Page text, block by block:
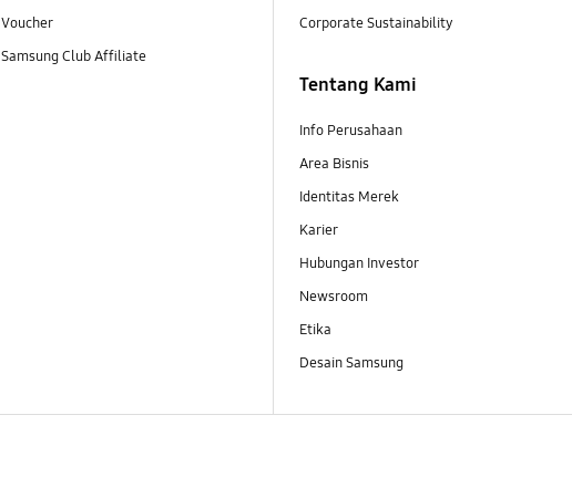
Voucher
Samsung Club Affiliate
Corporate Sustainability
Tentang Kami
Info Perusahaan
Area Bisnis
Identitas Merek
Karier
Hubungan Investor
Newsroom
Etika
Desain Samsung